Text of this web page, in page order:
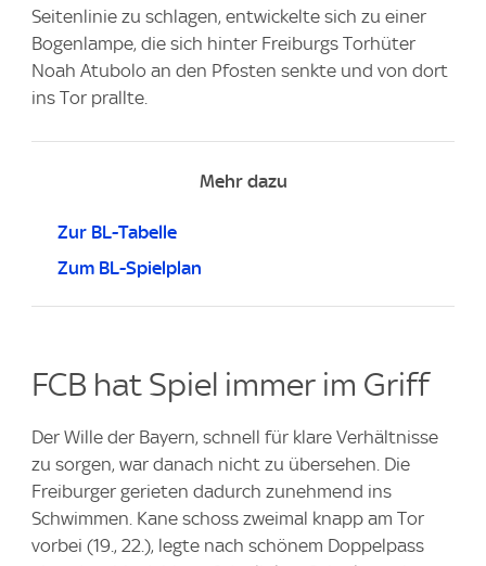
Seitenlinie zu schlagen, entwickelte sich zu einer
Bogenlampe, die sich hinter Freiburgs Torhüter
Noah Atubolo an den Pfosten senkte und von dort
ins Tor prallte.
Mehr dazu
Zur BL-Tabelle
Zum BL-Spielplan
FCB hat Spiel immer im Griff
Der Wille der Bayern, schnell für klare Verhältnisse
zu sorgen, war danach nicht zu übersehen. Die
Freiburger gerieten dadurch zunehmend ins
Schwimmen. Kane schoss zweimal knapp am Tor
vorbei (19., 22.), legte nach schönem Doppelpass